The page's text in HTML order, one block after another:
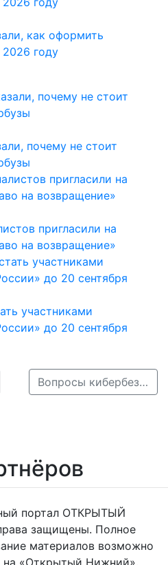
как оформить
году
почему не стоит
пригласили на
на возвращение»
участниками
до 20 сентября
Вопросы кибербезопасности обсудят на SOC Forum 2024 — для регионов в онлайн-режиме →
портал ОТКРЫТЫЙ
защищены. Полное
материалов возможно
на «Открытый Нижний».